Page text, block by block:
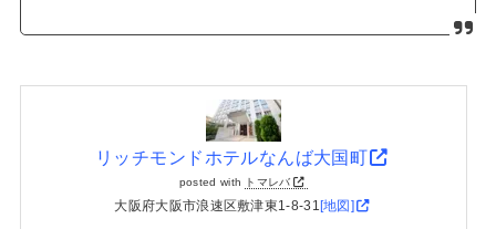
リッチモンドホテルなんば大国町
posted with トマレバ
大阪府大阪市浪速区敷津東1-8-31 [地図]